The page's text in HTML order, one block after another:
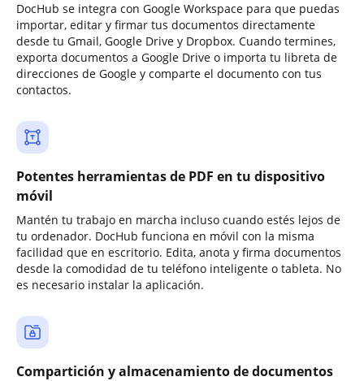
DocHub se integra con Google Workspace para que puedas
importar, editar y firmar tus documentos directamente
desde tu Gmail, Google Drive y Dropbox. Cuando termines,
exporta documentos a Google Drive o importa tu libreta de
direcciones de Google y comparte el documento con tus
contactos.
Potentes herramientas de PDF en tu dispositivo
móvil
Mantén tu trabajo en marcha incluso cuando estés lejos de
tu ordenador. DocHub funciona en móvil con la misma
facilidad que en escritorio. Edita, anota y firma documentos
desde la comodidad de tu teléfono inteligente o tableta. No
es necesario instalar la aplicación.
Compartición y almacenamiento de documentos